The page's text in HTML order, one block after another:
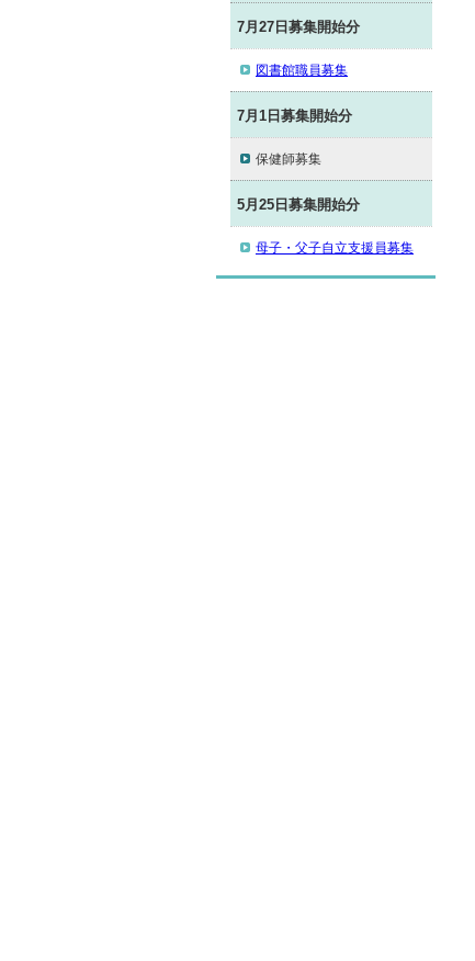
7月27日募集開始分
図書館職員募集
7月1日募集開始分
保健師募集
5月25日募集開始分
母子・父子自立支援員募集